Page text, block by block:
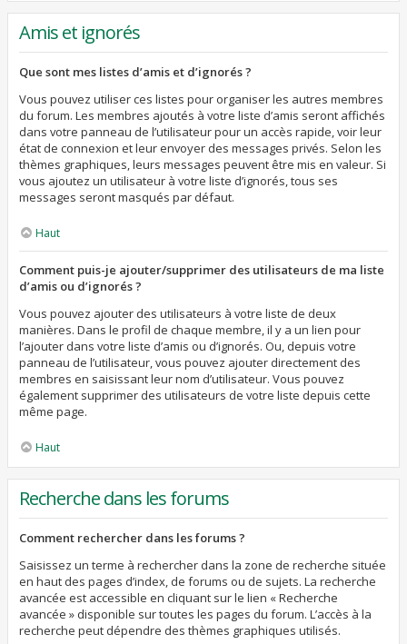
Amis et ignorés
Que sont mes listes d’amis et d’ignorés ?
Vous pouvez utiliser ces listes pour organiser les autres membres
du forum. Les membres ajoutés à votre liste d’amis seront affichés
dans votre panneau de l’utilisateur pour un accès rapide, voir leur
état de connexion et leur envoyer des messages privés. Selon les
thèmes graphiques, leurs messages peuvent être mis en valeur. Si
vous ajoutez un utilisateur à votre liste d’ignorés, tous ses
messages seront masqués par défaut.
Haut
Comment puis-je ajouter/supprimer des utilisateurs de ma liste
d’amis ou d’ignorés ?
Vous pouvez ajouter des utilisateurs à votre liste de deux
manières. Dans le profil de chaque membre, il y a un lien pour
l’ajouter dans votre liste d’amis ou d’ignorés. Ou, depuis votre
panneau de l’utilisateur, vous pouvez ajouter directement des
membres en saisissant leur nom d’utilisateur. Vous pouvez
également supprimer des utilisateurs de votre liste depuis cette
même page.
Haut
Recherche dans les forums
Comment rechercher dans les forums ?
Saisissez un terme à rechercher dans la zone de recherche située
en haut des pages d’index, de forums ou de sujets. La recherche
avancée est accessible en cliquant sur le lien « Recherche
avancée » disponible sur toutes les pages du forum. L’accès à la
recherche peut dépendre des thèmes graphiques utilisés.